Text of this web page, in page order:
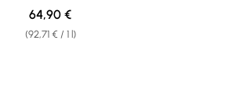
(92,71 € / 1 l)
Regular price:
64,90 €